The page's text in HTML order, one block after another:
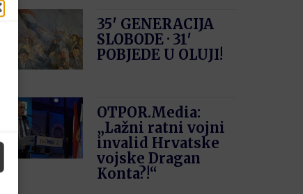
35′ GENERACIJA
SLOBODE · 31′
POBJEDE U OLUJI!
OTPOR.Media:
„Lažni ratni vojni
invalid Hrvatske
vojske Dragan
Konta?!“